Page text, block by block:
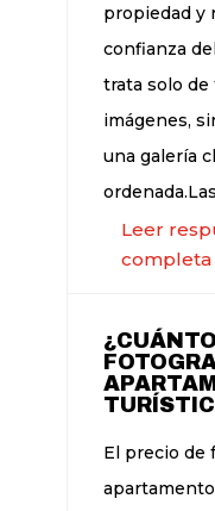
propiedad y
confianza
trata solo
imágenes,
una galería
Leer
completa
El precio de